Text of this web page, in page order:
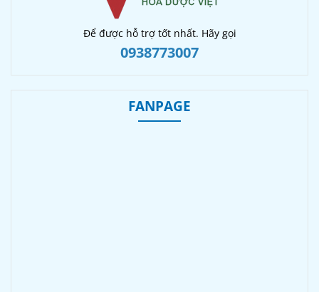
Để được hỗ trợ tốt nhất. Hãy gọi
0938773007
FANPAGE